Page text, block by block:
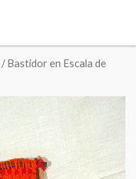
/ Bastidor en Escala de